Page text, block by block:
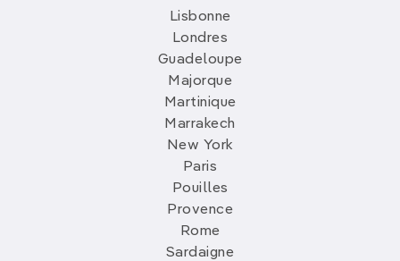
Lisbonne
Londres
Guadeloupe
Majorque
Martinique
Marrakech
New York
Paris
Pouilles
Provence
Rome
Sardaigne